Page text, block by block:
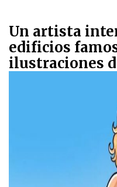
Un artista
edificios
ilustraciones